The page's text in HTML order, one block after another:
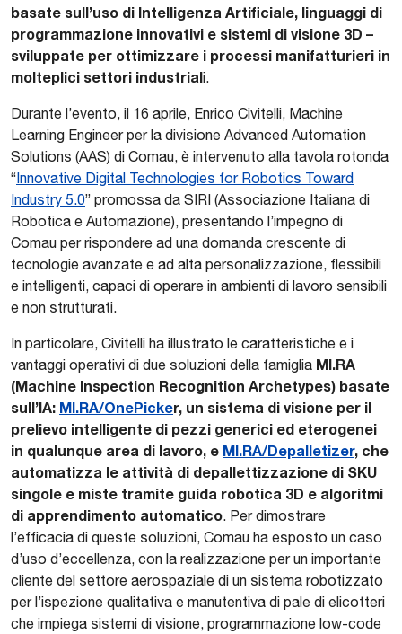
basate sull’uso di Intelligenza Artificiale, linguaggi di
programmazione innovativi e sistemi di visione 3D –
sviluppate per ottimizzare i processi manifatturieri in
molteplici settori industriali.
Durante l’evento, il 16 aprile, Enrico Civitelli, Machine
Learning Engineer per la divisione Advanced Automation
Solutions (AAS) di Comau, è intervenuto alla tavola rotonda
“Innovative Digital Technologies for Robotics Toward
Industry 5.0” promossa da SIRI (Associazione Italiana di
Robotica e Automazione), presentando l’impegno di
Comau per rispondere ad una domanda crescente di
tecnologie avanzate e ad alta personalizzazione, flessibili
e intelligenti, capaci di operare in ambienti di lavoro sensibili
e non strutturati.
In particolare, Civitelli ha illustrato le caratteristiche e i
vantaggi operativi di due soluzioni della famiglia MI.RA
(Machine Inspection Recognition Archetypes) basate
sull’IA: MI.RA/OnePicker, un sistema di visione per il
prelievo intelligente di pezzi generici ed eterogenei
in qualunque area di lavoro, e MI.RA/Depalletizer, che
automatizza le attività di depallettizzazione di SKU
singole e miste tramite guida robotica 3D e algoritmi
di apprendimento automatico. Per dimostrare
l’efficacia di queste soluzioni, Comau ha esposto un caso
d’uso d’eccellenza, con la realizzazione per un importante
cliente del settore aerospaziale di un sistema robotizzato
per l’ispezione qualitativa e manutentiva di pale di elicotteri
che impiega sistemi di visione, programmazione low-code